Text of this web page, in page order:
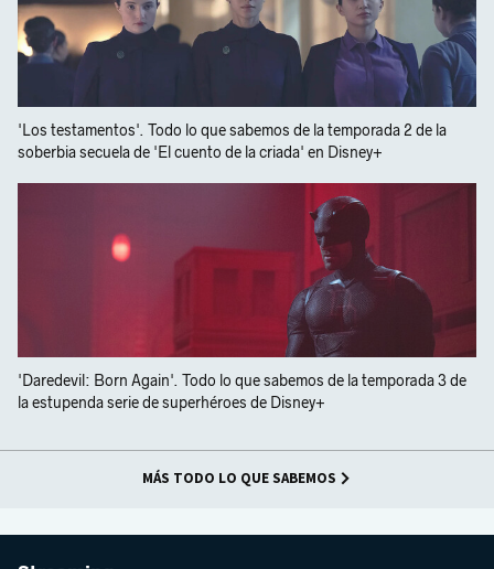
'Los testamentos'. Todo lo que sabemos de la temporada 2 de la
soberbia secuela de 'El cuento de la criada' en Disney+
'Daredevil: Born Again'. Todo lo que sabemos de la temporada 3 de
la estupenda serie de superhéroes de Disney+
MÁS TODO LO QUE SABEMOS